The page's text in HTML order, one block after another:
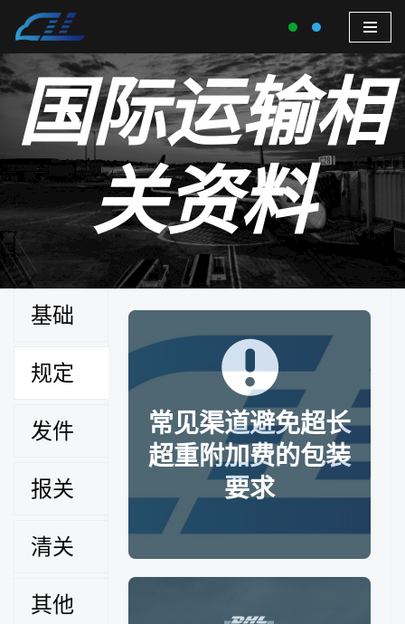
国际运输相
关资料
基础
规定
发件
报关
清关
其他
禁运物
品
常见渠道避免超长
超重附加费的包装
要求
自下单发件流程 散客发件流程
订单系统教程
国际快递是怎么
计费的
专线是怎么计费
的
申报价值应该填
报关资料模板和示例 盖章位置示例
成交方式 FEDEX/UPS 电子委托
下载预录单和放行单教
完整详细
美国加拿大有哪些州
文件下载